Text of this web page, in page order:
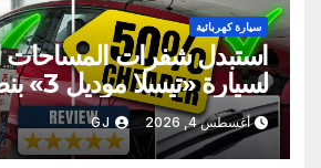
سيارة كهربائية
استبدل شفرات المساحات
لسيارة «تيسلا موديل 3» بنصف السعر
أغسطس 4, 2026 GJ